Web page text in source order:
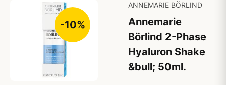
-10%
ANNEMARIE BÖRLIND
Annemarie
Börlind 2-Phase
Hyaluron Shake
&bull; 50ml.